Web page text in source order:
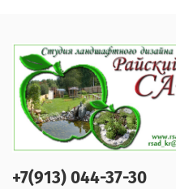
+7(913) 044-37-30